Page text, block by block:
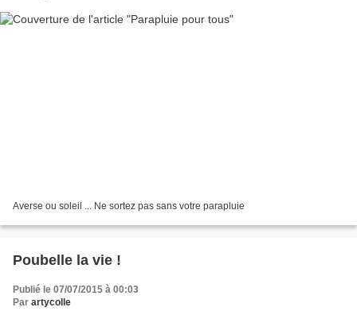
Averse ou soleil ... Ne sortez pas sans votre parapluie
Poubelle la vie !
Publié le 07/07/2015 à 00:03
Par artycolle